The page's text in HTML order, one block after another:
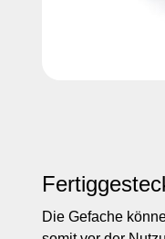
Die Gefache